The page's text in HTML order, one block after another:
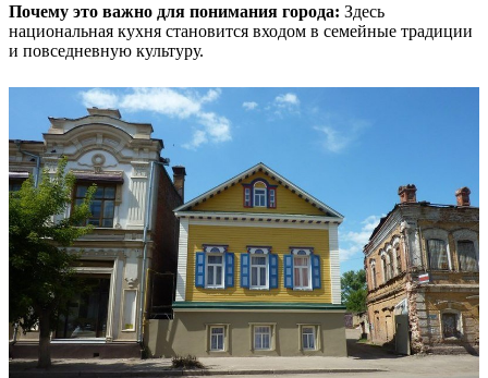
Почему это важно для понимания города: Здесь
национальная кухня становится входом в семейные традиции
и повседневную культуру.